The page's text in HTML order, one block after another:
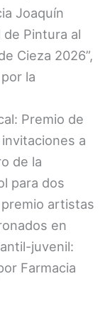
Joaquín
Pintura al
Cieza 2026”,
la
Premio de
a
de la
para dos
artistas
en
juvenil:
Farmacia